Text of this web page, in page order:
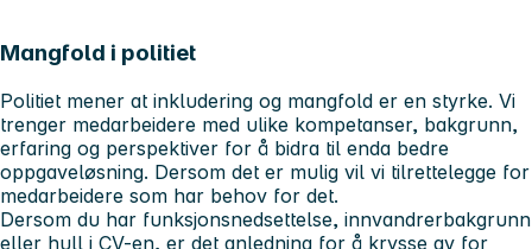
Mangfold i politiet
Politiet mener at inkludering og mangfold er en styrke. Vi
trenger medarbeidere med ulike kompetanser, bakgrunn,
erfaring og perspektiver for å bidra til enda bedre
oppgaveløsning. Dersom det er mulig vil vi tilrettelegge for
medarbeidere som har behov for det.
Dersom du har funksjonsnedsettelse, innvandrerbakgrunn
eller hull i CV-en, er det anledning for å krysse av for